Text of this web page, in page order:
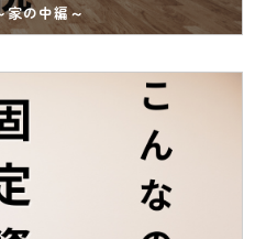
家の中編～